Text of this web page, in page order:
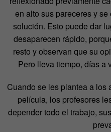
en alto sus pareceres y
solución. Esto puede dar
desaparecen rápido,
resto y observan que su
Pero lleva tiempo, días a
Cuando se les plantea a los
película, los profesores
depender todo el trabajo,